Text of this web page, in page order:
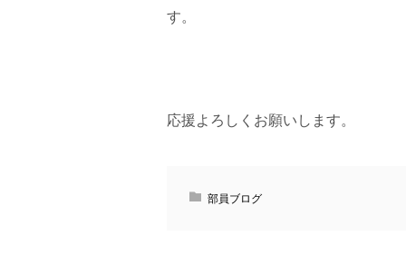
す。
応援よろしくお願いします。
部員ブログ